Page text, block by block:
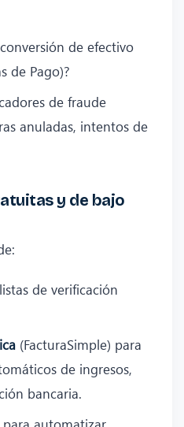
de efectivo
de Pago)?
de fraude
anuladas, intentos de
y de bajo
de verificación
(FacturaSimple) para
de ingresos,
bancaria.
para automatizar